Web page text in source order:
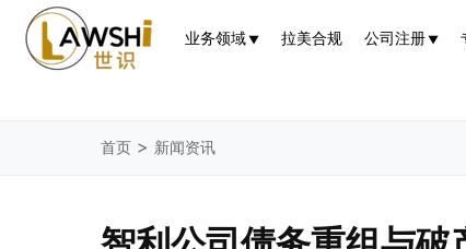
业务领域▼ 拉美合规 公司注册▼
首页 > 新闻资讯